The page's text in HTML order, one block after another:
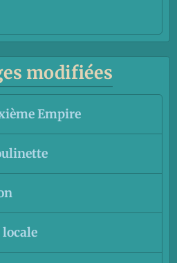
modifiées
Empire